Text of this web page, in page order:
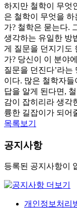
하지만 철학이 무엇
은 철학이 무엇을
가? 철학은 묻는다.
생각하는 유일한 방
게 질문을 던지기도
가? 당신이 이 분야
질문을 던진다’라는
이다. 많은 철학자
답을 알게 된다면,
감이 잡히리라 생각
륭한 길잡이가 되어
목록보기
공지사항
등록된 공지사항이
개인정보처리